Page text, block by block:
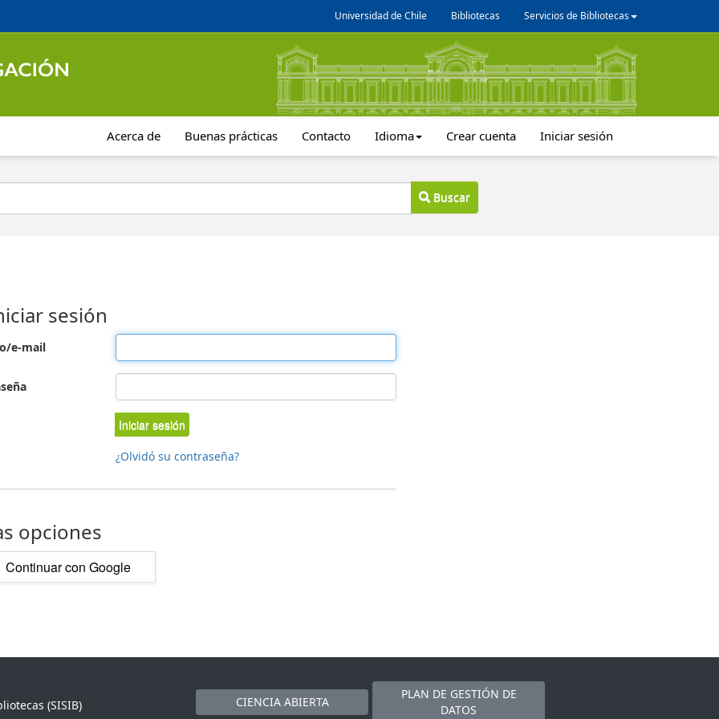
Universidad de Chile Bibliotecas Servicios de Bibliotecas
Acerca de Buenas prácticas Contacto Idioma Crear cuenta Iniciar sesión
Buscar
sesión
e-mail
Iniciar sesión
¿Olvidó su contraseña?
opciones
Continuar con Google
(SISIB)
CIENCIA ABIERTA
PLAN DE GESTIÓN DE
DATOS